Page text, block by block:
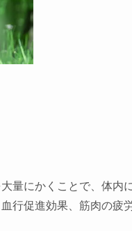
量にかくことで、体内
行促進効果、筋肉の疲